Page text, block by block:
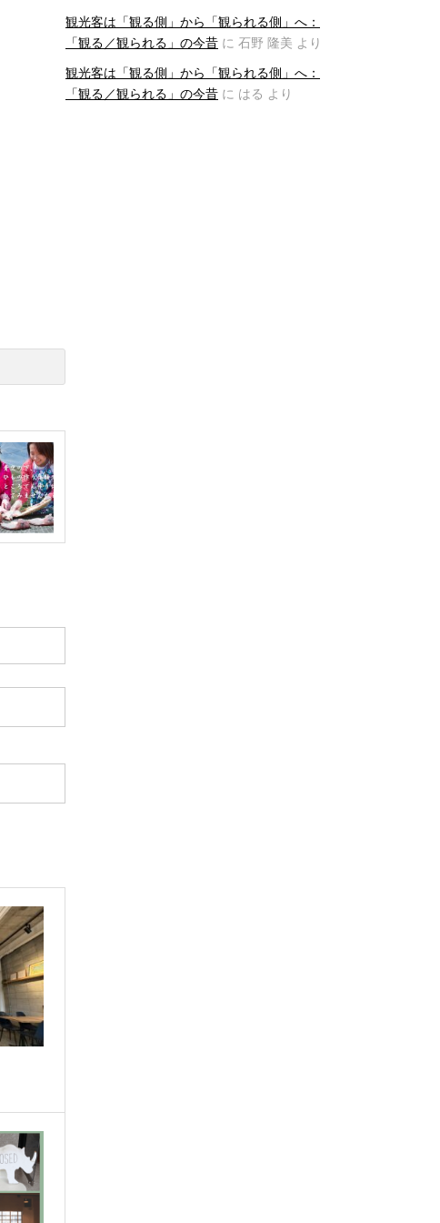
観光客は「観る側」から「観られる側」へ：
「観る／観られる」の今昔 に 石野 隆美 より
観光客は「観る側」から「観られる側」へ：
「観る／観られる」の今昔 に はる より